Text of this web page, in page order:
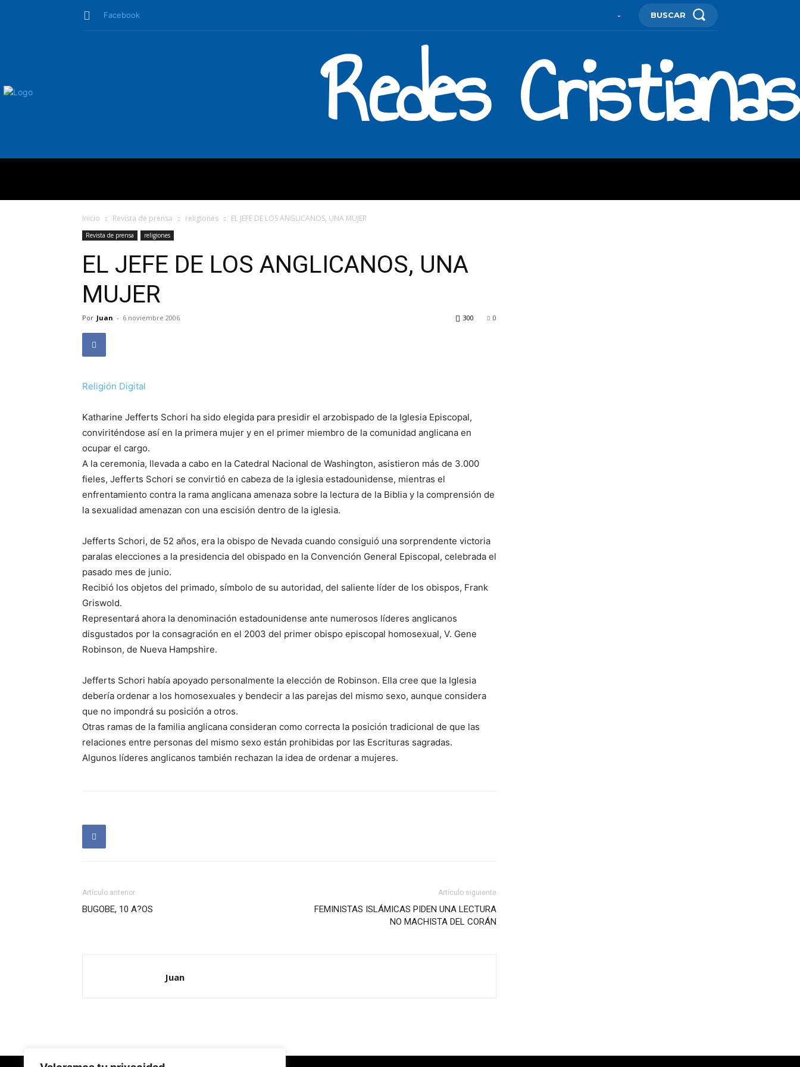
Facebook - BUSCAR
Redes Cristianas
Inicio Revista de prensa religiones EL JEFE DE LOS ANGLICANOS, UNA MUJER
Revista de prensa religiones
EL JEFE DE LOS ANGLICANOS, UNA
MUJER
Por Juan - 6 noviembre 2006 0
300
Religión Digital
Katharine Jefferts Schori ha sido elegida para presidir el arzobispado de la Iglesia Episcopal,
conviriténdose así en la primera mujer y en el primer miembro de la comunidad anglicana en
ocupar el cargo.
A la ceremonia, llevada a cabo en la Catedral Nacional de Washington, asistieron más de 3.000
fieles, Jefferts Schori se convirtió en cabeza de la iglesia estadounidense, mientras el
enfrentamiento contra la rama anglicana amenaza sobre la lectura de la Biblia y la comprensión de
la sexualidad amenazan con una escisión dentro de la iglesia.
Jefferts Schori, de 52 años, era la obispo de Nevada cuando consiguió una sorprendente victoria
paralas elecciones a la presidencia del obispado en la Convención General Episcopal, celebrada el
pasado mes de junio.
Recibió los objetos del primado, símbolo de su autoridad, del saliente líder de los obispos, Frank
Griswold.
Representará ahora la denominación estadounidense ante numerosos líderes anglicanos
disgustados por la consagración en el 2003 del primer obispo episcopal homosexual, V. Gene
Robinson, de Nueva Hampshire.
Jefferts Schori había apoyado personalmente la elección de Robinson. Ella cree que la Iglesia
debería ordenar a los homosexuales y bendecir a las parejas del mismo sexo, aunque considera
que no impondrá su posición a otros.
Otras ramas de la familia anglicana consideran como correcta la posición tradicional de que las
relaciones entre personas del mismo sexo están prohibidas por las Escrituras sagradas.
Algunos líderes anglicanos también rechazan la idea de ordenar a mujeres.
Artículo anterior
BUGOBE, 10 A?OS
Artículo siguiente
FEMINISTAS ISLÁMICAS PIDEN UNA LECTURA
NO MACHISTA DEL CORÁN
Juan